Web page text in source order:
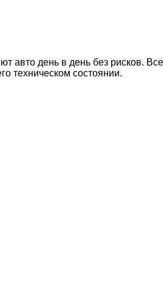
день в день без рисков.
техническом состоянии.